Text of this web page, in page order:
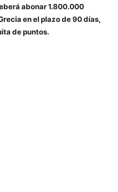
abonar 1.800.000
en el plazo de 90 días,
de puntos.